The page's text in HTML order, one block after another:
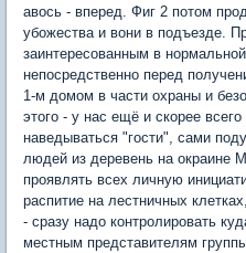
авось - вперед. Фиг 2 потом
убожества и вони в подъезде.
заинтересованным в
непосредственно перед
1-м домом в части охраны и
этого - у нас ещё и скорее
наведываться "гости", сами
людей из деревень на
проявлять всех личную
распитие на лестничных
- сразу надо контролировать
местным представителям